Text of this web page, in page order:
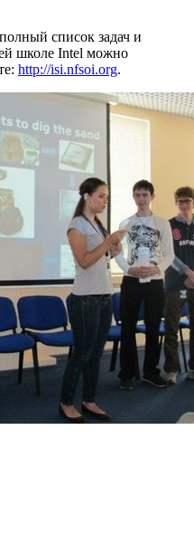
список задач и
школе Intel можно
http://isi.nfsoi.org.